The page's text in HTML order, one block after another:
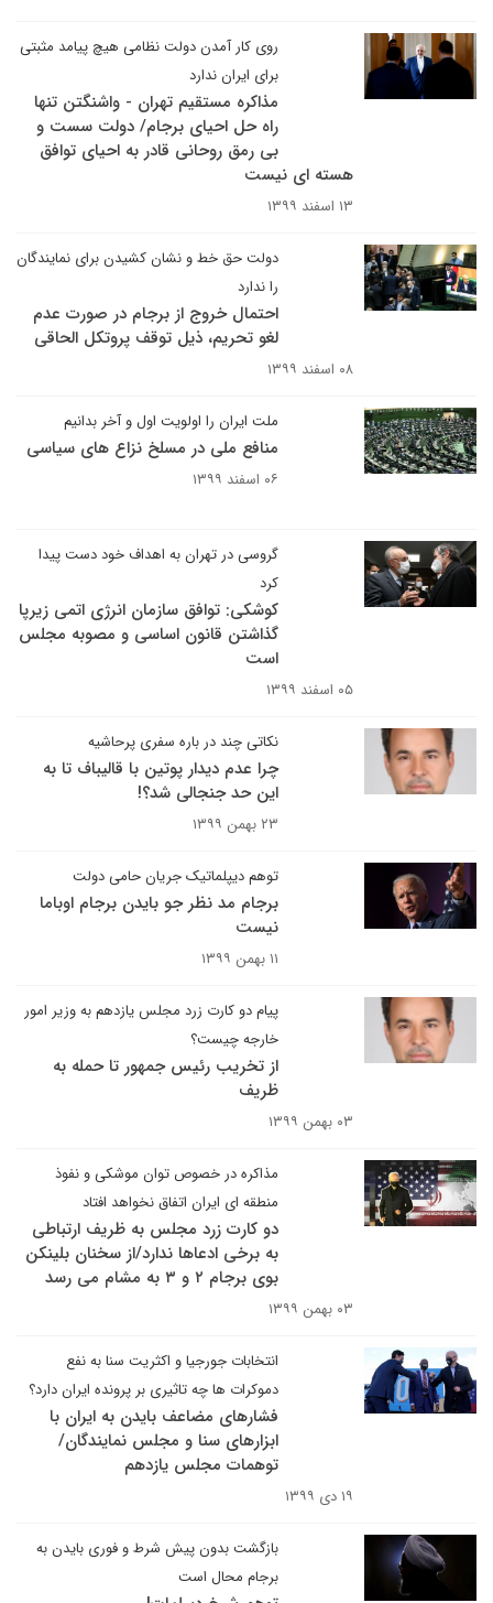
روی کار آمدن دولت نظامی هیچ پیامد مثبتی
برای ایران ندارد
مذاکره مستقیم تهران - واشنگتن تنها
راه حل احیای برجام/ دولت سست و
بی رمق روحانی قادر به احیای توافق
هسته ای نیست
۱۳ اسفند ۱۳۹۹
دولت حق خط و نشان کشیدن برای نمایندگان
را ندارد
احتمال خروج از برجام در صورت عدم
لغو تحریم، ذیل توقف پروتکل الحاقی
۰۸ اسفند ۱۳۹۹
ملت ایران را اولویت اول و آخر بدانیم
منافع ملی در مسلخ نزاع های سیاسی
۰۶ اسفند ۱۳۹۹
گروسی در تهران به اهداف خود دست پیدا
کرد
کوشکی: توافق سازمان انرژی اتمی زیرپا
گذاشتن قانون اساسی و مصوبه مجلس
است
۰۵ اسفند ۱۳۹۹
نکاتی چند در باره سفری پرحاشیه
چرا عدم دیدار پوتین با قالیباف تا به
این حد جنجالی شد؟!
۲۳ بهمن ۱۳۹۹
توهم دیپلماتیک جریان حامی دولت
برجام مد نظر جو بایدن برجام اوباما
نیست
۱۱ بهمن ۱۳۹۹
پیام دو کارت زرد مجلس یازدهم به وزیر امور
خارجه چیست؟
از تخریب رئیس جمهور تا حمله به
ظریف
۰۳ بهمن ۱۳۹۹
مذاکره در خصوص توان موشکی و نفوذ
منطقه ای ایران اتفاق نخواهد افتاد
دو کارت زرد مجلس به ظریف ارتباطی
به برخی ادعاها ندارد/از سخنان بلینکن
بوی برجام ۲ و ۳ به مشام می رسد
۰۳ بهمن ۱۳۹۹
انتخابات جورجیا و اکثریت سنا به نفع
دموکرات ها چه تاثیری بر پرونده ایران دارد؟
فشارهای مضاعف بایدن به ایران با
ابزارهای سنا ‌‌و مجلس نمایندگان/
توهمات مجلس یازدهم
۱۹ دی ۱۳۹۹
بازگشت بدون پیش شرط و فوری بایدن به
برجام محال است